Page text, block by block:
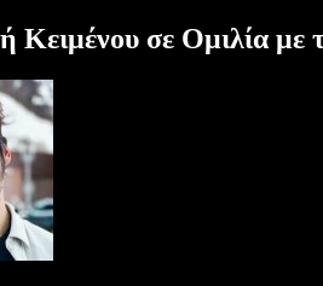
Κειμένου σε Ομιλία